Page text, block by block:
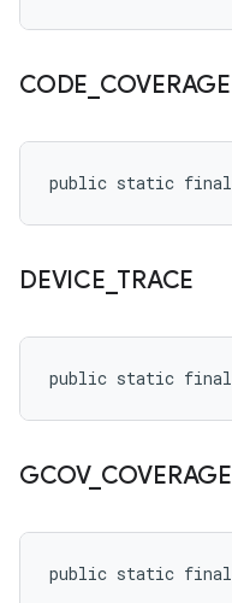
CODE COVERAGE
public static final
DEVICE TRACE
public static final
GCOV_ COVERAGE
public static final